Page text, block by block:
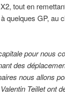
tout en
GP, au
pour nous
des
nous allons
Teillet ont